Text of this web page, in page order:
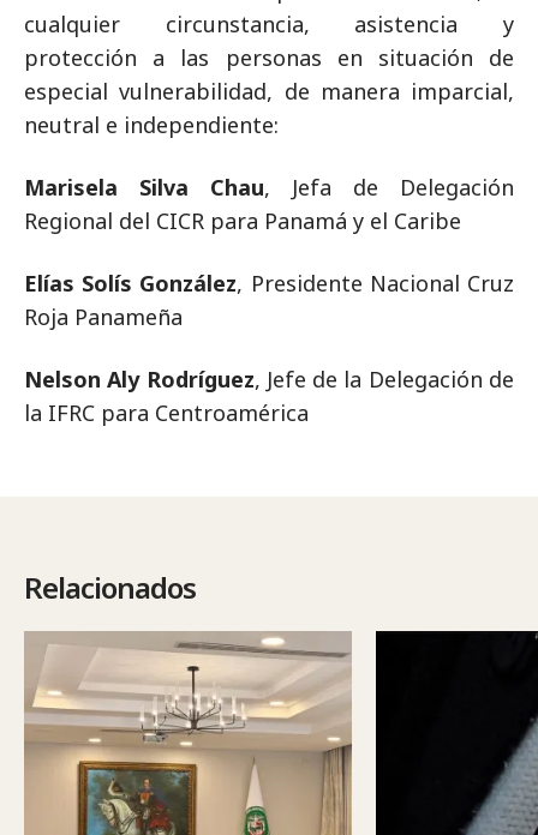
cualquier circunstancia, asistencia y
protección a las personas en situación de
especial vulnerabilidad, de manera imparcial,
neutral e independiente:
Marisela Silva Chau, Jefa de Delegación
Regional del CICR para Panamá y el Caribe
Elías Solís González, Presidente Nacional Cruz
Roja Panameña
Nelson Aly Rodríguez, Jefe de la Delegación de
la IFRC para Centroamérica
Relacionados